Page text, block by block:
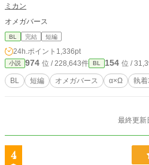
ミカン
オメガバース
BL 完結 短編
24h.ポイント 1,336pt
小説 974 位 / 228,643件 BL 154 位 /
BL 短編 オメガバース α×Ω 執着
最終更新
4